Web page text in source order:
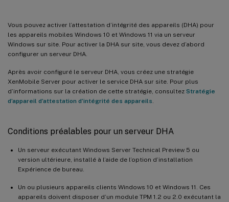
Vous pouvez activer l’attestation d’intégrité des appareils (DHA) pour
les appareils mobiles Windows 10 et Windows 11 via un serveur
Windows sur site. Pour activer la DHA sur site, vous devez d’abord
configurer un serveur DHA.
Après avoir configuré le serveur DHA, vous créez une stratégie
XenMobile Server pour activer le service DHA sur site. Pour plus
d’informations sur la création de cette stratégie, consultez Stratégie
d’appareil d’attestation d’intégrité des appareils
Conditions préalables pour un serveur DHA
Un serveur exécutant Windows Server Technical Preview 5 ou
version ultérieure, installé à l’aide de l’option d’installation
Expérience de bureau.
Un ou plusieurs appareils clients Windows 10 et Windows 11. Ces
appareils doivent disposer d’un module TPM 1.2 ou 2.0 exécutant la